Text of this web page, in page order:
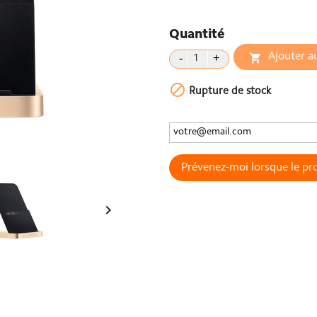

Quantité
 Ajouter
 Rupture de stock
Prévenez-moi lorsque le